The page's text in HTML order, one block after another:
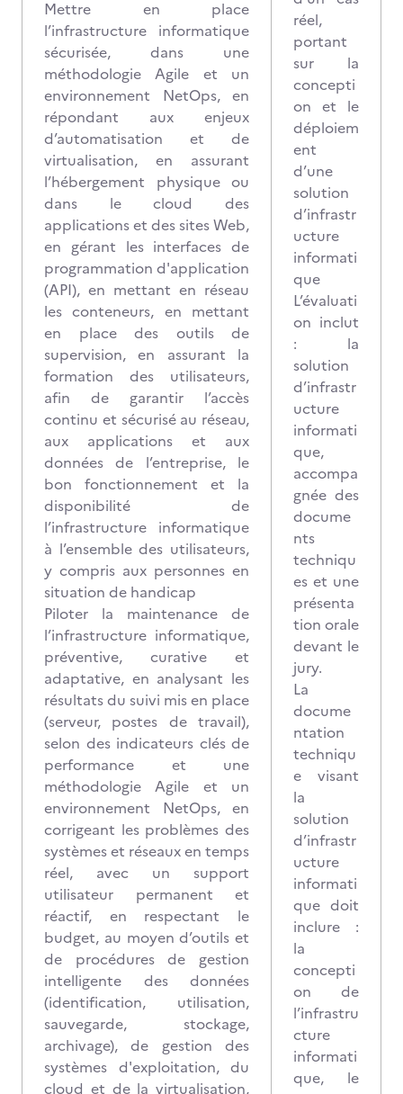
Mettre en place
l’infrastructure informatique
sécurisée, dans une
méthodologie Agile et un
environnement NetOps, en
répondant aux enjeux
d’automatisation et de
virtualisation, en assurant
l’hébergement physique ou
dans le cloud des
applications et des sites Web,
en gérant les interfaces de
programmation d'application
(API), en mettant en réseau
les conteneurs, en mettant
en place des outils de
supervision, en assurant la
formation des utilisateurs,
afin de garantir l’accès
continu et sécurisé au réseau,
aux applications et aux
données de l’entreprise, le
bon fonctionnement et la
disponibilité de
l’infrastructure informatique
à l’ensemble des utilisateurs,
y compris aux personnes en
situation de handicap
Piloter la maintenance de
l’infrastructure informatique,
préventive, curative et
adaptative, en analysant les
résultats du suivi mis en place
(serveur, postes de travail),
selon des indicateurs clés de
performance et une
méthodologie Agile et un
environnement NetOps, en
corrigeant les problèmes des
systèmes et réseaux en temps
réel, avec un support
utilisateur permanent et
réactif, en respectant le
budget, au moyen d’outils et
de procédures de gestion
intelligente des données
(identification, utilisation,
sauvegarde, stockage,
archivage), de gestion des
systèmes d'exploitation, du
cloud et de la virtualisation,
réel,
portant
sur la
concepti
on et le
déploiem
ent
d’une
solution
d’infrastr
ucture
informati
que
L’évaluati
on inclut
: la
solution
d’infrastr
ucture
informati
que,
accompa
gnée des
docume
nts
techniqu
es et une
présenta
tion orale
devant le
jury.
La
docume
ntation
techniqu
e visant
la
solution
d’infrastr
ucture
informati
que doit
inclure :
la
concepti
on de
l’infrastru
cture
informati
que, le